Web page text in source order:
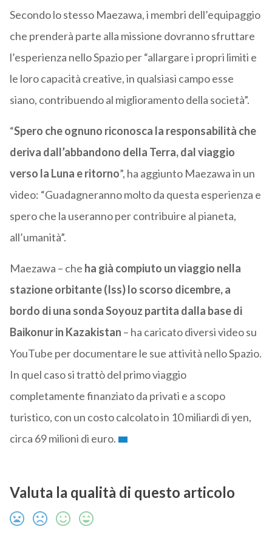
Secondo lo stesso Maezawa, i membri dell’equipaggio
che prenderà parte alla missione dovranno sfruttare
l’esperienza nello Spazio per “allargare i propri limiti e
le loro capacità creative, in qualsiasi campo esse
siano, contribuendo al miglioramento della società”.
“Spero che ognuno riconosca la responsabilità che
deriva dall’abbandono della Terra, dal viaggio
verso la Luna e ritorno”, ha aggiunto Maezawa in un
video: “Guadagneranno molto da questa esperienza e
spero che la useranno per contribuire al pianeta,
all’umanità”.
Maezawa – che ha già compiuto un viaggio nella
stazione orbitante (Iss) lo scorso dicembre, a
bordo di una sonda Soyouz partita dalla base di
Baikonur in Kazakistan – ha caricato diversi video su
YouTube per documentare le sue attività nello Spazio.
In quel caso si trattò del primo viaggio
completamente finanziato da privati e a scopo
turistico, con un costo calcolato in 10 miliardi di yen,
circa 69 milioni di euro.
Valuta la qualità di questo articolo